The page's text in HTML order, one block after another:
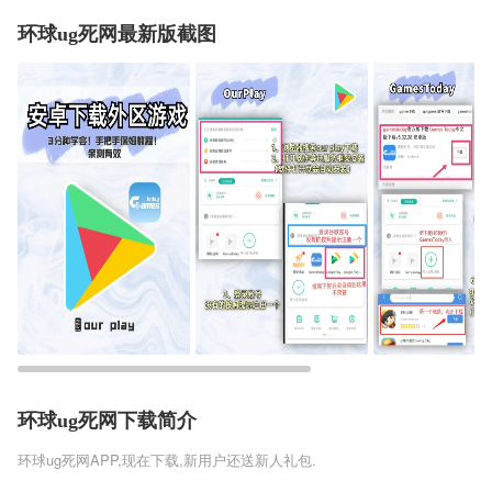
环球ug死网最新版截图
环球ug死网下载简介
环球ug死网APP,现在下载,新用户还送新人礼包.